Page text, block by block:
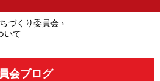
づくり委員会 ›
いて
会ブログ